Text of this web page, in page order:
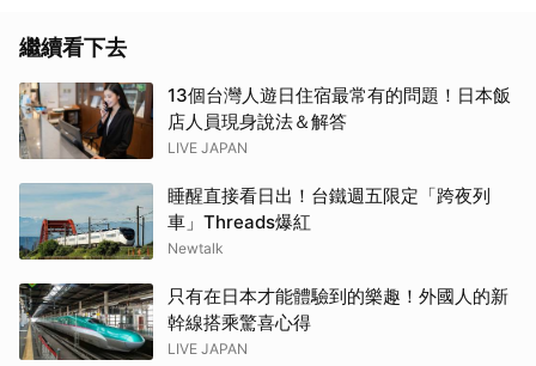
繼續看下去
13個台灣人遊日住宿最常有的問題！日本飯
店人員現身說法＆解答
LIVE JAPAN
睡醒直接看日出！台鐵週五限定「跨夜列
車」Threads爆紅
Newtalk
只有在日本才能體驗到的樂趣！外國人的新
幹線搭乘驚喜心得
LIVE JAPAN